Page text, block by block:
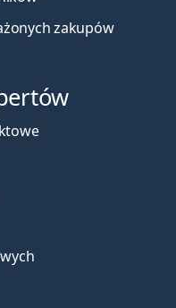
zakupów